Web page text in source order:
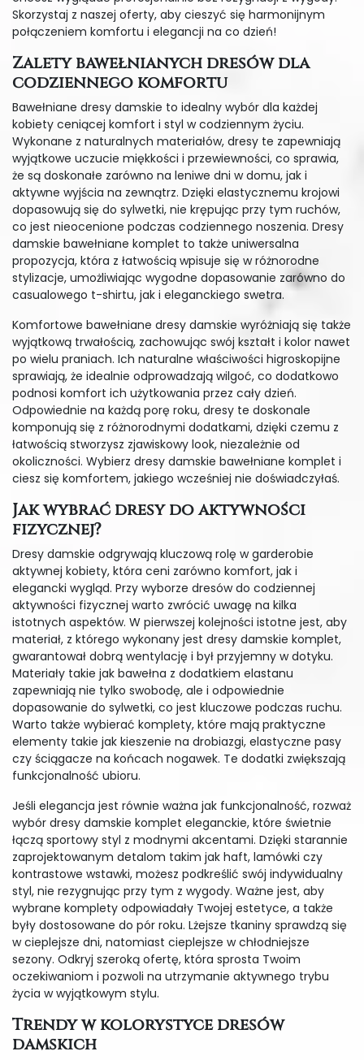
Skorzystaj z naszej oferty, aby cieszyć się harmonijnym
połączeniem komfortu i elegancji na co dzień!
Zalety bawełnianych dresów dla
codziennego komfortu
Bawełniane dresy damskie to idealny wybór dla każdej
kobiety ceniącej komfort i styl w codziennym życiu.
Wykonane z naturalnych materiałów, dresy te zapewniają
wyjątkowe uczucie miękkości i przewiewności, co sprawia,
że są doskonałe zarówno na leniwe dni w domu, jak i
aktywne wyjścia na zewnątrz. Dzięki elastycznemu krojowi
dopasowują się do sylwetki, nie krępując przy tym ruchów,
co jest nieocenione podczas codziennego noszenia. Dresy
damskie bawełniane komplet to także uniwersalna
propozycja, która z łatwością wpisuje się w różnorodne
stylizacje, umożliwiając wygodne dopasowanie zarówno do
casualowego t-shirtu, jak i eleganckiego swetra.
Komfortowe bawełniane dresy damskie wyróżniają się także
wyjątkową trwałością, zachowując swój kształt i kolor nawet
po wielu praniach. Ich naturalne właściwości higroskopijne
sprawiają, że idealnie odprowadzają wilgoć, co dodatkowo
podnosi komfort ich użytkowania przez cały dzień.
Odpowiednie na każdą porę roku, dresy te doskonale
komponują się z różnorodnymi dodatkami, dzięki czemu z
łatwością stworzysz zjawiskowy look, niezależnie od
okoliczności. Wybierz dresy damskie bawełniane komplet i
ciesz się komfortem, jakiego wcześniej nie doświadczyłaś.
Jak wybrać dresy do aktywności
fizycznej?
Dresy damskie odgrywają kluczową rolę w garderobie
aktywnej kobiety, która ceni zarówno komfort, jak i
elegancki wygląd. Przy wyborze dresów do codziennej
aktywności fizycznej warto zwrócić uwagę na kilka
istotnych aspektów. W pierwszej kolejności istotne jest, aby
materiał, z którego wykonany jest dresy damskie komplet,
gwarantował dobrą wentylację i był przyjemny w dotyku.
Materiały takie jak bawełna z dodatkiem elastanu
zapewniają nie tylko swobodę, ale i odpowiednie
dopasowanie do sylwetki, co jest kluczowe podczas ruchu.
Warto także wybierać komplety, które mają praktyczne
elementy takie jak kieszenie na drobiazgi, elastyczne pasy
czy ściągacze na końcach nogawek. Te dodatki zwiększają
funkcjonalność ubioru.
Jeśli elegancja jest równie ważna jak funkcjonalność, rozważ
wybór dresy damskie komplet eleganckie, które świetnie
łączą sportowy styl z modnymi akcentami. Dzięki starannie
zaprojektowanym detalom takim jak haft, lamówki czy
kontrastowe wstawki, możesz podkreślić swój indywidualny
styl, nie rezygnując przy tym z wygody. Ważne jest, aby
wybrane komplety odpowiadały Twojej estetyce, a także
były dostosowane do pór roku. Lżejsze tkaniny sprawdzą się
w cieplejsze dni, natomiast cieplejsze w chłodniejsze
sezony. Odkryj szeroką ofertę, która sprosta Twoim
oczekiwaniom i pozwoli na utrzymanie aktywnego trybu
życia w wyjątkowym stylu.
Trendy w kolorystyce dresów
damskich